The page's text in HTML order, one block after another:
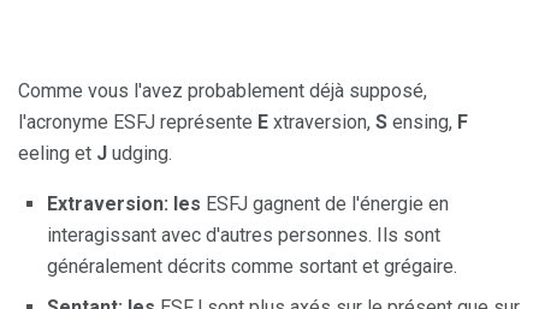
Comme vous l'avez probablement déjà supposé,
l'acronyme ESFJ représente E xtraversion, S ensing, F
eeling et J udging.
Extraversion: les ESFJ gagnent de l'énergie en
interagissant avec d'autres personnes. Ils sont
généralement décrits comme sortant et grégaire.